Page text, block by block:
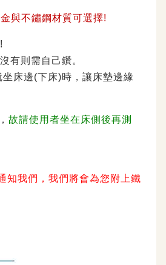
與不鏽鋼材質可選擇!
有則需自己鑽。
床邊(下床)時，讓床墊邊緣
故請使用者坐在床側後再測
知我們，我們將會為您附上鐵